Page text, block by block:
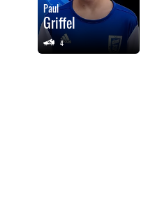
Paul
Griffel
4